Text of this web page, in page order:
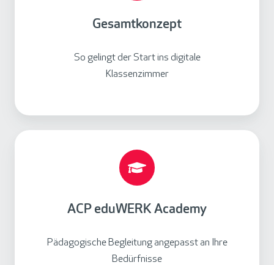
Gesamtkonzept
So gelingt der Start ins digitale
Klassenzimmer
a
m
k
e
t
ACP eduWERK Academy
Pädagogische Begleitung angepasst an Ihre
Bedürfnisse
C
P
e
d
E